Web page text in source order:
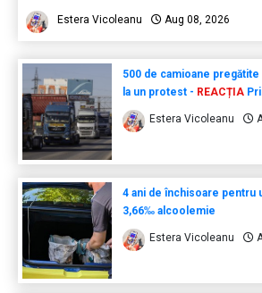
Estera Vicoleanu Aug 08, 2026
500 de camioane pregătite
la un protest - REACȚIA
Estera Vicoleanu
4 ani de închisoare pentru
3,66‰ alcoolemie
Estera Vicoleanu